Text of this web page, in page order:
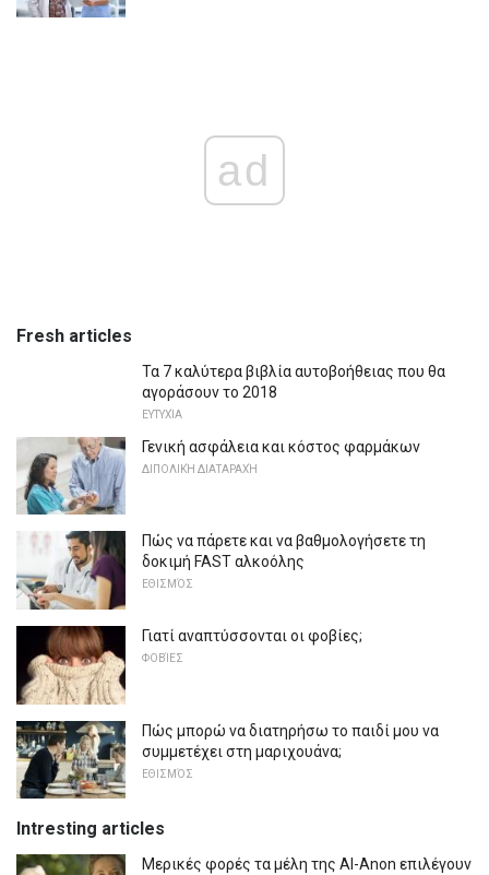
ad
Fresh articles
Τα 7 καλύτερα βιβλία αυτοβοήθειας που θα
αγοράσουν το 2018
ΕΥΤΥΧΊΑ
Γενική ασφάλεια και κόστος φαρμάκων
ΔΙΠΟΛΙΚΉ ΔΙΑΤΑΡΑΧΉ
Πώς να πάρετε και να βαθμολογήσετε τη
δοκιμή FAST αλκοόλης
ΕΘΙΣΜΌΣ
Γιατί αναπτύσσονται οι φοβίες;
ΦΟΒΊΕΣ
Πώς μπορώ να διατηρήσω το παιδί μου να
συμμετέχει στη μαριχουάνα;
ΕΘΙΣΜΌΣ
Intresting articles
Μερικές φορές τα μέλη της Al-Anon επιλέγουν